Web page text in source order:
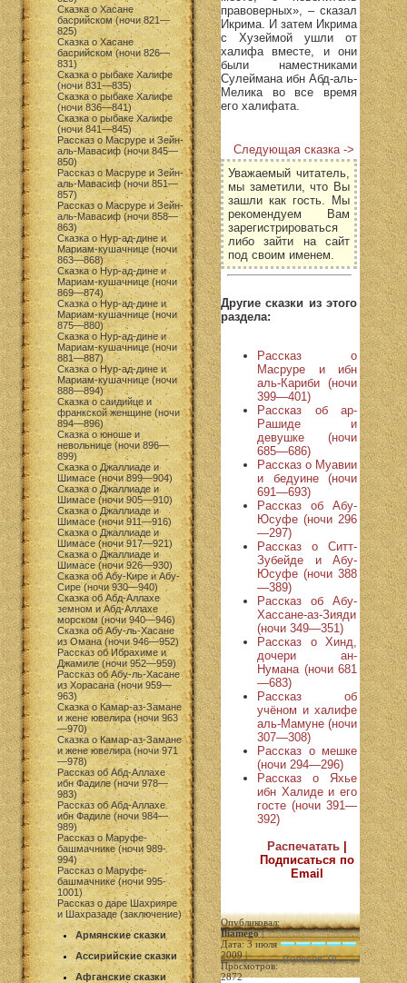
Сказка о Хасане
басрийском (ночи 821—
825)
Сказка о Хасане
басрийском (ночи 826—
831)
Сказка о рыбаке Халифе
(ночи 831—835)
Сказка о рыбаке Халифе
(ночи 836—841)
Сказка о рыбаке Халифе
(ночи 841—845)
Рассказ о Масруре и Зейн-
аль-Мавасиф (ночи 845—
850)
Рассказ о Масруре и Зейн-
аль-Мавасиф (ночи 851—
857)
Рассказ о Масруре и Зейн-
аль-Мавасиф (ночи 858—
863)
Сказка о Нур-ад-дине и
Мариам-кушачнице (ночи
863—868)
Сказка о Нур-ад-дине и
Мариам-кушачнице (ночи
869—874)
Сказка о Нур-ад-дине и
Мариам-кушачнице (ночи
875—880)
Сказка о Нур-ад-дине и
Мариам-кушачнице (ночи
881—887)
Сказка о Нур-ад-дине и
Мариам-кушачнице (ночи
888—894)
Сказка о саидийце и
франкской женщине (ночи
894—896)
Сказка о юноше и
невольнице (ночи 896—
899)
Сказка о Джаллиаде и
Шимасе (ночи 899—904)
Сказка о Джаллиаде и
Шимасе (ночи 905—910)
Сказка о Джаллиаде и
Шимасе (ночи 911—916)
Сказка о Джаллиаде и
Шимасе (ночи 917—921)
Сказка о Джаллиаде и
Шимасе (ночи 926—930)
Сказка об Абу-Кире и Абу-
Сире (ночи 930—940)
Сказка об Абд-Аллахе
земном и Абд-Аллахе
морском (ночи 940—946)
Сказка об Абу-ль-Хасане
из Омана (ночи 946—952)
Рассказ об Ибрахиме и
Джамиле (ночи 952—959)
Рассказ об Абу-ль-Хасане
из Хорасана (ночи 959—
963)
Сказка о Камар-аз-Замане
и жене ювелира (ночи 963
—970)
Сказка о Камар-аз-Замане
и жене ювелира (ночи 971
—978)
Рассказ об Абд-Аллахе
ибн Фадиле (ночи 978—
983)
Рассказ об Абд-Аллахе
ибн Фадиле (ночи 984—
989)
Рассказ о Маруфе-
башмачнике (ночи 989-
994)
Рассказ о Маруфе-
башмачнике (ночи 995-
1001)
Рассказ о даре Шахрияре
и Шахразаде (заключение)
Армянские сказки
Ассирийские сказки
Афганские сказки
правоверных», – сказал
Икрима. И затем Икрима
с Хузеймой ушли от
халифа вместе, и они
были наместниками
Сулеймана ибн Абд-аль-
Мелика во все время
его халифата.
Следующая сказка ->
Уважаемый читатель,
мы заметили, что Вы
зашли как гость. Мы
рекомендуем Вам
зарегистрироваться
либо зайти на сайт
под своим именем.
Другие сказки из этого
раздела:
Рассказ о
Масруре и ибн
аль-Кариби (ночи
399—401)
Рассказ об ар-
Рашиде и
девушке (ночи
685—686)
Рассказ о Муавии
и бедуине (ночи
691—693)
Рассказ об Абу-
Юсуфе (ночи 296
—297)
Рассказ о Ситт-
Зубейде и Абу-
Юсуфе (ночи 388
—389)
Рассказ об Абу-
Хассане-аз-Зияди
(ночи 349—351)
Рассказ о Хинд,
дочери ан-
Нумана (ночи 681
—683)
Рассказ об
учёном и халифе
аль-Мамуне (ночи
307—308)
Рассказ о мешке
(ночи 294—296)
Рассказ о Яхье
ибн Халиде и его
госте (ночи 391—
392)
Распечатать
Подписаться по
Email
Опубликовал:
Iliamego|
Дата: 3 июля
2009 |
Просмотров:
2872
(голосов: 0)